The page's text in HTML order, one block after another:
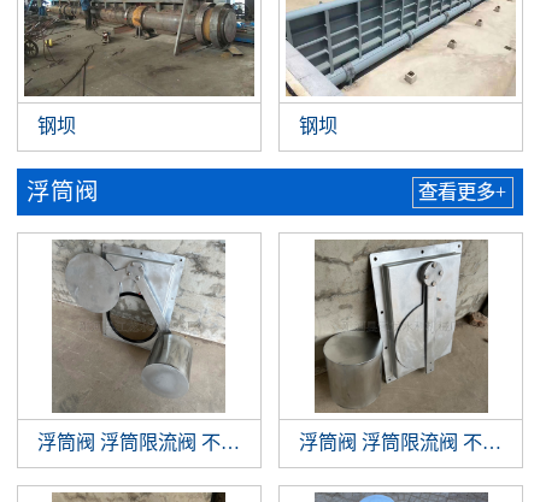
钢坝 钢坝
浮筒阀 查看更多+
浮筒阀 浮筒限流阀 不锈钢浮筒阀 浮球阀